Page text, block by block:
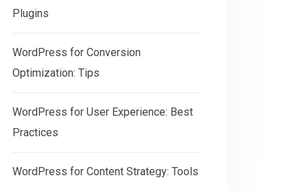
Plugins
WordPress for Conversion
Optimization: Tips
WordPress for User Experience: Best
Practices
WordPress for Content Strategy: Tools